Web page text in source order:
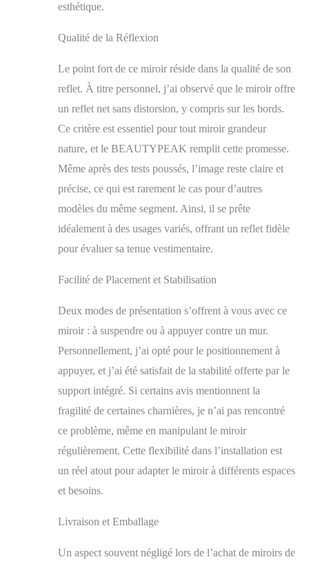
trouvent des crochets.
Les trois méthodes de
placement s'adaptent à
presque toutes les
: le cadre moderne en
aluminium de ce
miroir sur pied ajoute
miroir et souligne
également le sens
tendance de la pièce.
Vous pouvez choisir
entre le noir et l'or qui
différents styles, qu'il
à coucher, d'un salon
à niveau de l'emballage
: pour éviter que le
miroir ne soit
transport, nous avons
renforcé et mis en
valeur l'emballage
esthétique.
Qualité de la Réflexion
Le point fort de ce miroir réside dans la qualité de son
reflet. À titre personnel, j’ai observé que le miroir offre
un reflet net sans distorsion, y compris sur les bords.
Ce critère est essentiel pour tout miroir grandeur
nature, et le BEAUTYPEAK remplit cette promesse.
Même après des tests poussés, l’image reste claire et
précise, ce qui est rarement le cas pour d’autres
modèles du même segment. Ainsi, il se prête
idéalement à des usages variés, offrant un reflet fidèle
pour évaluer sa tenue vestimentaire.
Facilité de Placement et Stabilisation
Deux modes de présentation s’offrent à vous avec ce
miroir : à suspendre ou à appuyer contre un mur.
Personnellement, j’ai opté pour le positionnement à
appuyer, et j’ai été satisfait de la stabilité offerte par le
support intégré. Si certains avis mentionnent la
fragilité de certaines charnières, je n’ai pas rencontré
ce problème, même en manipulant le miroir
régulièrement. Cette flexibilité dans l’installation est
un réel atout pour adapter le miroir à différents espaces
et besoins.
Livraison et Emballage
Un aspect souvent négligé lors de l’achat de miroirs de